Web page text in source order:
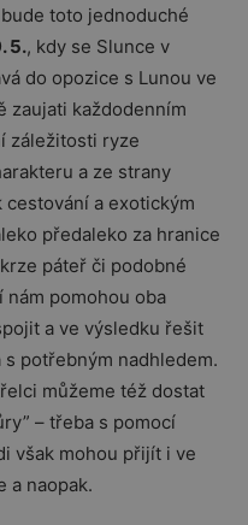
toto jednoduché
5., kdy se Slunce v
do opozice s Lunou ve
zaujati každodenním
záležitosti ryze
a ze strany
cestování a exotickým
předaleko za hranice
páteř či podobné
pomohou oba
a ve výsledku řešit
potřebným nadhledem.
můžeme též dostat
– třeba s pomocí
však mohou přijít i ve
a naopak.